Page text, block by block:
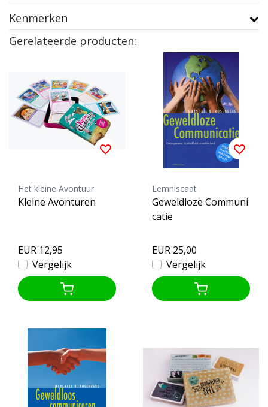
Kenmerken
Gerelateerde producten:
Het kleine Avontuur
Kleine Avonturen
EUR 12,95
Vergelijk
Lemniscaat
Geweldloze Communi
catie
EUR 25,00
Vergelijk